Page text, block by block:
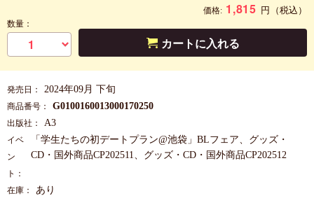
価格: 1,815 円 （税込）
数量：
カートに入れる
発売日： 2024年09月 下旬
商品番号： G0100160013000170250
出版社： A3
イベ
ン
ト：
「学生たちの初デートプラン@池袋」BLフェア、グッズ・
CD・国外商品CP202511、グッズ・CD・国外商品CP202512
在庫： あり